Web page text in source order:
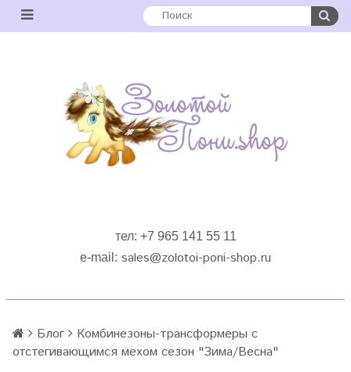
тел: +7 965 141 55 11
e-mail: sales@zolotoi-poni-shop.ru
Блог
Комбинезоны-трансформеры с
отстегивающимся мехом сезон "Зима/Весна"